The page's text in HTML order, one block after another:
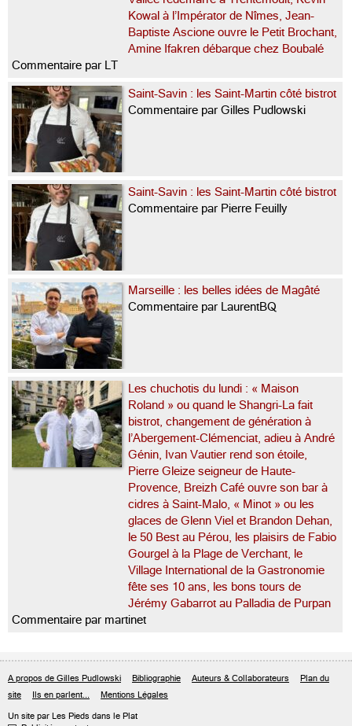
Kowal à l’Impérator de Nîmes, Jean-
Baptiste Ascione ouvre le Petit Brochant,
Amine Ifakren débarque chez Boubalé
Commentaire par LT
Saint-Savin : les Saint-Martin côté bistrot
Commentaire par Gilles Pudlowski
Saint-Savin : les Saint-Martin côté bistrot
Commentaire par Pierre Feuilly
Marseille : les belles idées de Magâté
Commentaire par LaurentBQ
Les chuchotis du lundi : « Maison
Roland » ou quand le Shangri-La fait
bistrot, changement de génération à
l’Abergement-Clémenciat, adieu à André
Génin, Ivan Vautier rend son étoile,
Pierre Gleize seigneur de Haute-
Provence, Breizh Café ouvre son bar à
cidres à Saint-Malo, « Minot » ou les
glaces de Glenn Viel et Brandon Dehan,
le 50 Best au Pérou, les plaisirs de Fabio
Gourgel à la Plage de Verchant, le
Village International de la Gastronomie
fête ses 10 ans, les bons tours de
Jérémy Gabarrot au Palladia de Purpan
Commentaire par martinet
A propos de Gilles Pudlowski Bibliographie Auteurs & Collaborateurs
Plan du
site
Ils en parlent... Mentions Légales
Un site par Les Pieds dans le Plat